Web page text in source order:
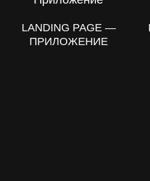
LANDING PAGE —
ПРИЛОЖЕНИЕ